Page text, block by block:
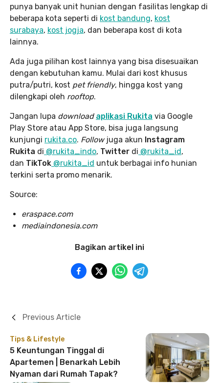
punya banyak unit hunian dengan fasilitas lengkap di
beberapa kota seperti di kost bandung, kost
surabaya, kost jogja, dan beberapa kost di kota
lainnya.
Ada juga pilihan kost lainnya yang bisa disesuaikan
dengan kebutuhan kamu. Mulai dari kost khusus
putra/putri, kost pet friendly, hingga kost yang
dilengkapi oleh rooftop.
Jangan lupa download aplikasi Rukita via Google
Play Store atau App Store, bisa juga langsung
kunjungi rukita.co. Followjuga akun Instagram
Rukita di @rukita_indo, Twitter di @rukita_id,
dan TikTok @rukita_id untuk berbagai info hunian
terkini serta promo menarik.
Source:
eraspace.com
mediaindonesia.com
Bagikan artikel ini
Tips & Lifestyle
5 Keuntungan Tinggal di
Apartemen | Benarkah Lebih
Nyaman dari Rumah Tapak?
Previous Article